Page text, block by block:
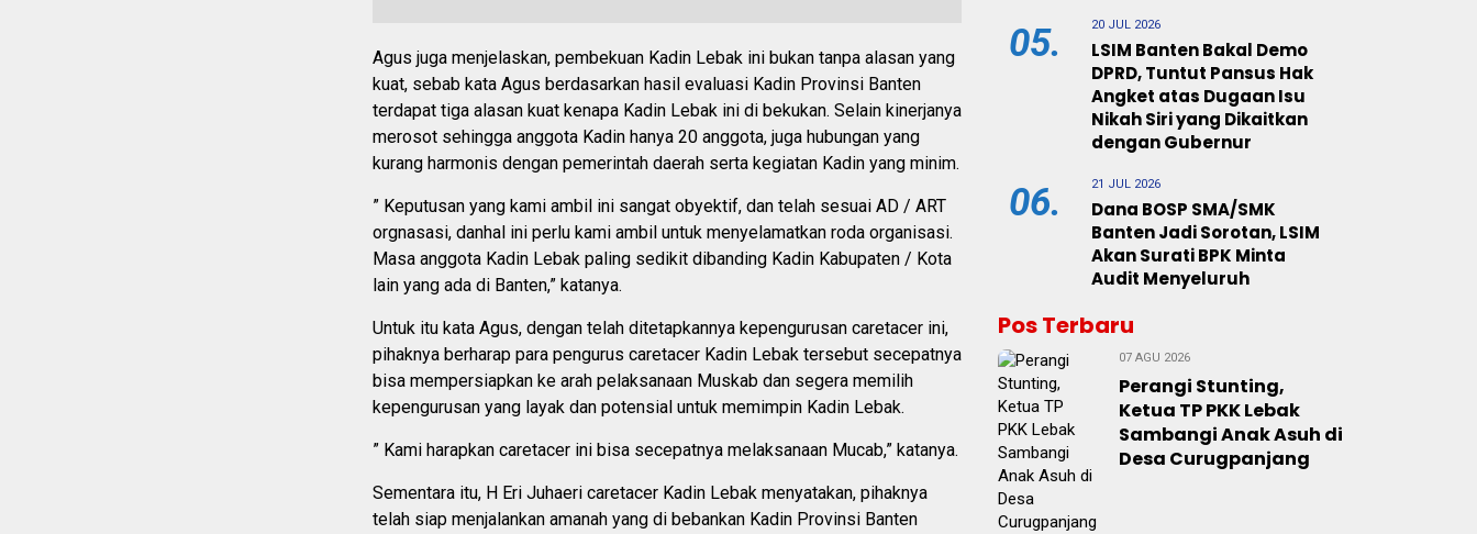
Agus juga menjelaskan, pembekuan Kadin Lebak ini bukan tanpa alasan yang
kuat, sebab kata Agus berdasarkan hasil evaluasi Kadin Provinsi Banten
terdapat tiga alasan kuat kenapa Kadin Lebak ini di bekukan. Selain kinerjanya
merosot sehingga anggota Kadin hanya 20 anggota, juga hubungan yang
kurang harmonis dengan pemerintah daerah serta kegiatan Kadin yang minim.
” Keputusan yang kami ambil ini sangat obyektif, dan telah sesuai AD / ART
orgnasasi, danhal ini perlu kami ambil untuk menyelamatkan roda organisasi.
Masa anggota Kadin Lebak paling sedikit dibanding Kadin Kabupaten / Kota
lain yang ada di Banten,” katanya.
Untuk itu kata Agus, dengan telah ditetapkannya kepengurusan caretacer ini,
pihaknya berharap para pengurus caretacer Kadin Lebak tersebut secepatnya
bisa mempersiapkan ke arah pelaksanaan Muskab dan segera memilih
kepengurusan yang layak dan potensial untuk memimpin Kadin Lebak.
” Kami harapkan caretacer ini bisa secepatnya melaksanaan Mucab,” katanya.
Sementara itu, H Eri Juhaeri caretacer Kadin Lebak menyatakan, pihaknya
telah siap menjalankan amanah yang di bebankan Kadin Provinsi Banten
05. 20 JUL 2026
LSIM Banten Bakal Demo
DPRD, Tuntut Pansus Hak
Angket atas Dugaan Isu
Nikah Siri yang Dikaitkan
dengan Gubernur
06. 21 JUL 2026
Dana BOSP SMA/SMK
Banten Jadi Sorotan, LSIM
Akan Surati BPK Minta
Audit Menyeluruh
Pos Terbaru
07 AGU 2026
Perangi Stunting,
Ketua TP PKK Lebak
Sambangi Anak Asuh di
Desa Curugpanjang